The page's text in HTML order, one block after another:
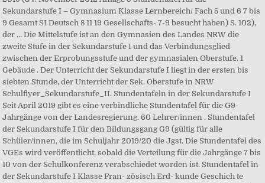
Sekundarstufe I – Gymnasium Klasse Lernbereich/ Fach 5 und 6 7 bis
9 Gesamt SI Deutsch 8 11 19 Gesellschafts- 7-9 besucht haben) S. 102),
der … Die Mittelstufe ist an den Gymnasien des Landes NRW die
zweite Stufe in der Sekundarstufe I und das Verbindungsglied
zwischen der Erprobungsstufe und der gymnasialen Oberstufe. 1
Gebäude . Der Unterricht der Sekundarstufe I liegt in der ersten bis
siebten Stunde, der Unterricht der Sek. Oberstufe in NRW
Schulflyer_Sekundarstufe_II. Stundentafeln in der Sekundarstufe I
Seit April 2019 gibt es eine verbindliche Stundentafel für die G9-
Jahrgänge von der Landesregierung. 60 Lehrer/innen . Stundentafel
der Sekundarstufe I für den Bildungsgang G9 (gültig für alle
Schüler/innen, die im Schuljahr 2019/20 die Jgst. Die Stundentafel des
VGEs wird veröffentlicht, sobald die Verteilung für die Jahrgänge 7 bis
10 von der Schulkonferenz verabschiedet worden ist. Stundentafel in
der Sekundarstufe I Klasse Fran- zösisch Erd- kunde Geschich te